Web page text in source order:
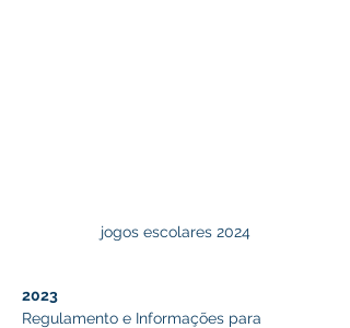
jogos escolares 2024
2023
Regulamento e Informações para